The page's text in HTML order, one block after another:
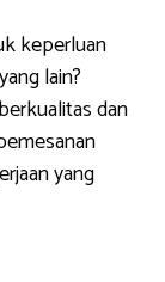
keperluan
lain?
dan
yang